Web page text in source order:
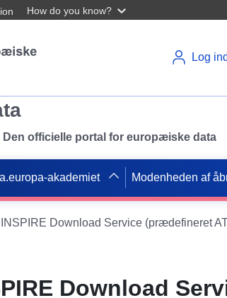
How do you know?
Log ind
Den officielle portal for europæiske data
akademiet Modenheden af
INSPIRE Download Service (prædefineret
Download